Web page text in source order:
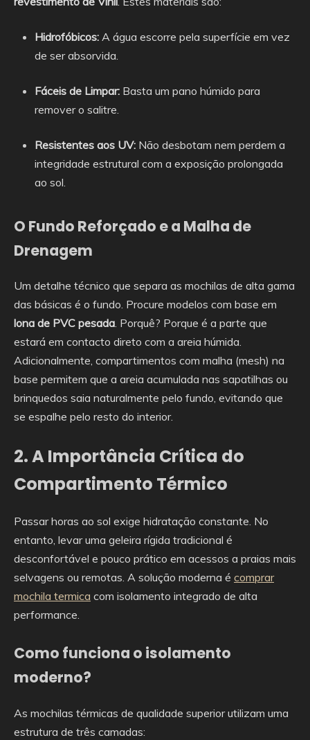
Hidrofóbicos: A água escorre pela superfície em vez
de ser absorvida.
Fáceis de Limpar: Basta um pano húmido para
remover o salitre.
Resistentes aos UV: Não desbotam nem perdem a
integridade estrutural com a exposição prolongada
ao sol.
O Fundo Reforçado e a Malha de
Drenagem
Um detalhe técnico que separa as mochilas de alta gama
das básicas é o fundo. Procure modelos com base em
lona de PVC pesada. Porquê? Porque é a parte que
estará em contacto direto com a areia húmida.
Adicionalmente, compartimentos com malha (mesh) na
base permitem que a areia acumulada nas sapatilhas ou
brinquedos saia naturalmente pelo fundo, evitando que
se espalhe pelo resto do interior.
2. A Importância Crítica do
Compartimento Térmico
Passar horas ao sol exige hidratação constante. No
entanto, levar uma geleira rígida tradicional é
desconfortável e pouco prático em acessos a praias mais
selvagens ou remotas. A solução moderna é comprar
mochila termica com isolamento integrado de alta
performance.
Como funciona o isolamento
moderno?
As mochilas térmicas de qualidade superior utilizam uma
estrutura de três camadas: